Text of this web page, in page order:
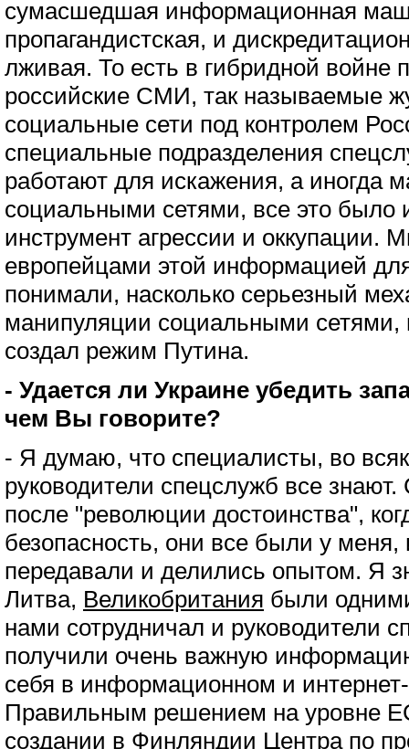
сумасшедшая информационная
пропагандистская, и
лживая. То есть в гибридной войне
российские СМИ, так называемые
социальные сети под контролем
специальные подразделения
работают для искажения, а иногда
социальными сетями, все это было
инструмент агрессии и оккупации.
европейцами этой информацией
понимали, насколько серьезный
манипуляции социальными
создал режим Путина.
- Удается ли Украине убедить
чем Вы говорите?
- Я думаю, что специалисты, во
руководители спецслужб все
после "революции достоинства",
безопасность, они все были у
передавали и делились опытом. Я
Литва, Великобритания были
нами сотрудничал и руководители
получили очень важную
себя в информационном и
Правильным решением на уровне
создании в Финляндии Центра по